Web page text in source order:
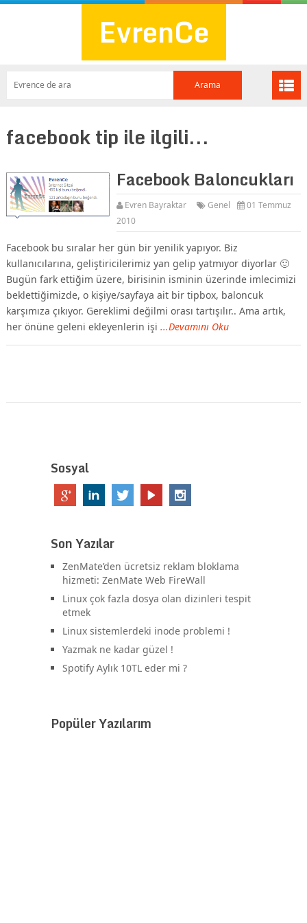
EvrenCe
facebook tip ile ilgili...
Facebook Baloncukları
Evren Bayraktar Genel
01 Temmuz
2010
Facebook bu sıralar her gün bir yenilik yapıyor. Biz
kullanıcılarına, geliştiricilerimiz yan gelip yatmıyor diyorlar 🙂
Bugün fark ettiğim üzere, birisinin isminin üzerinde imlecimizi
beklettiğimizde, o kişiye/sayfaya ait bir tipbox, baloncuk
karşımıza çıkıyor. Gereklimi değilmi orası tartışılır.. Ama artık,
her önüne geleni ekleyenlerin işi ...Devamını Oku
Sosyal
Son Yazılar
ZenMate’den ücretsiz reklam bloklama
hizmeti: ZenMate Web FireWall
Linux çok fazla dosya olan dizinleri tespit
etmek
Linux sistemlerdeki inode problemi !
Yazmak ne kadar güzel !
Spotify Aylık 10TL eder mi ?
Popüler Yazılarım